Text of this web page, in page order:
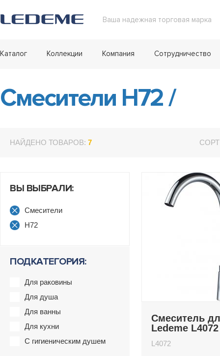
Ваша надежная торговая марка
Каталог Коллекции Компания Сотрудничество
Смесители H72/
НАЙДЕНО ТОВАРОВ: 7
ВЫ ВЫБРАЛИ:
Смесители
H72
ПОДКАТЕГОРИЯ:
Для раковины
Для душа
Для ванны
Для кухни
С гигиеническим душем
Смеситель
Ledeme L4072
L4072